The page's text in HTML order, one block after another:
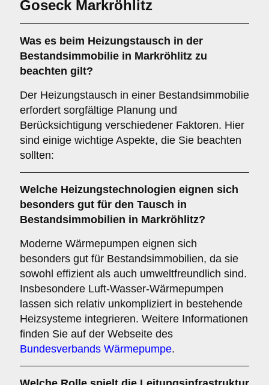
Goseck Markröhlitz
Was es beim Heizungstausch in der
Bestandsimmobilie in Markröhlitz zu
beachten gilt?
Der Heizungstausch in einer Bestandsimmobilie
erfordert sorgfältige Planung und
Berücksichtigung verschiedener Faktoren. Hier
sind einige wichtige Aspekte, die Sie beachten
sollten:
Welche Heizungstechnologien eignen sich
besonders gut für den Tausch in
Bestandsimmobilien in Markröhlitz?
Moderne Wärmepumpen eignen sich
besonders gut für Bestandsimmobilien, da sie
sowohl effizient als auch umweltfreundlich sind.
Insbesondere Luft-Wasser-Wärmepumpen
lassen sich relativ unkompliziert in bestehende
Heizsysteme integrieren. Weitere Informationen
finden Sie auf der Webseite des
Bundesverbands Wärmepumpe.